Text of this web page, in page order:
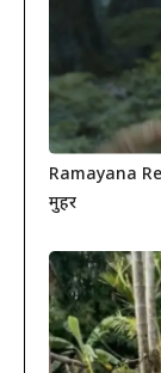
Ramayana
मुहर